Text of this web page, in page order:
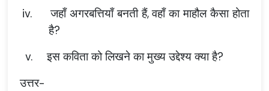
iv.
जहाँ अगरबत्तियाँ बनती हैं, वहाँ का माहौल कैसा होता
है?
v.
इस कविता को लिखने का मुख्य उद्देश्य क्या है?
उत्तर-